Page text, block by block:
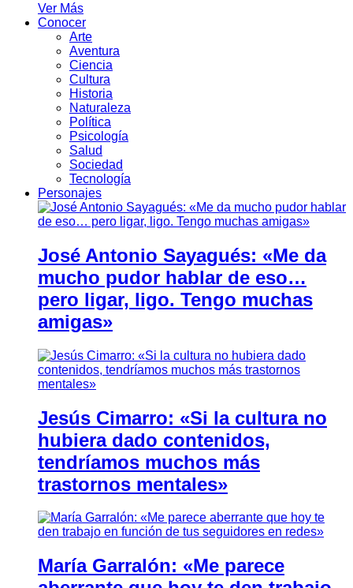
Ver Más
Conocer
Arte
Aventura
Ciencia
Cultura
Historia
Naturaleza
Política
Psicología
Salud
Sociedad
Tecnología
Personajes
José Antonio Sayagués: «Me da
mucho pudor hablar de eso…
pero ligar, ligo. Tengo muchas
amigas»
Jesús Cimarro: «Si la cultura no
hubiera dado contenidos,
tendríamos muchos más
trastornos mentales»
María Garralón: «Me parece